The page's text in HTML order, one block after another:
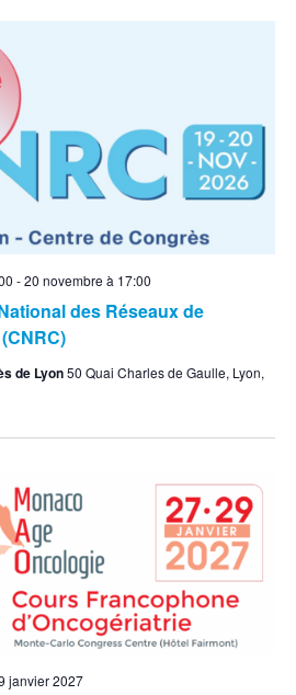
des Réseaux de
-20 novembre à 17:00
de Lyon50 Quai Charles de Gaulle, Lyon,
janvier 2027